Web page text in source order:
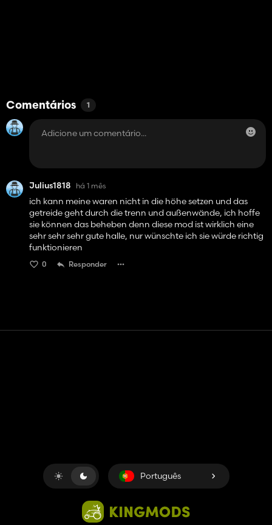
Comentários 1
Julius1818 há 1 mês
ich kann meine waren nicht in die höhe setzen und das
getreide geht durch die trenn und außenwände, ich hoffe
sie können das beheben denn diese mod ist wirklich eine
sehr sehr sehr gute halle, nur wünschte ich sie würde richtig
funktionieren
0 Responder
Português